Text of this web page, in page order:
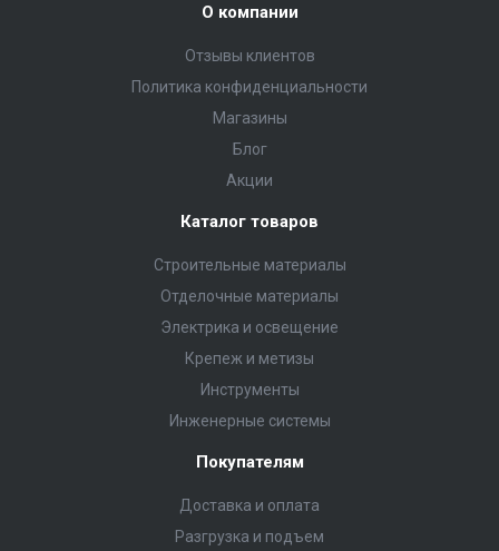
О компании
Отзывы клиентов
Политика конфиденциальности
Магазины
Блог
Акции
Каталог товаров
Строительные материалы
Отделочные материалы
Электрика и освещение
Крепеж и метизы
Инструменты
Инженерные системы
Покупателям
Доставка и оплата
Разгрузка и подъем